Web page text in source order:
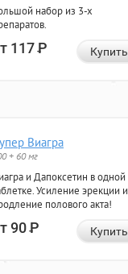
набор из 3-х
117Р Купить
Виагра
+ 60 мг
и Дапоксетин в одной
Усиление эрекции и
полового акта!
90Р Купить